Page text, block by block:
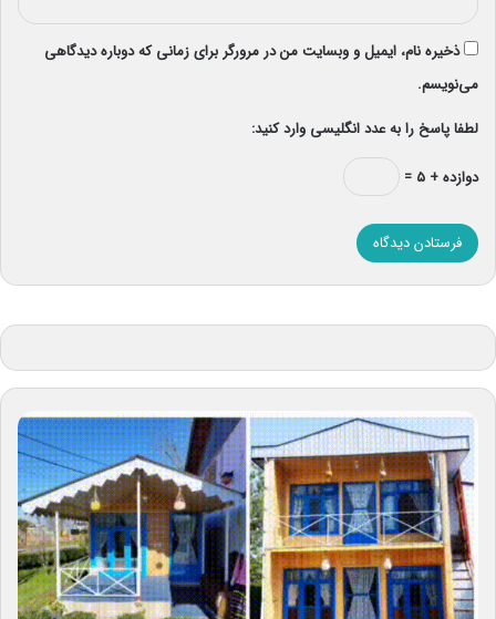
ذخیره نام، ایمیل و وبسایت من در مرورگر برای زمانی که دوباره دیدگاهی
می‌نویسم.
لطفا پاسخ را به عدد انگلیسی وارد کنید:
دوازده + ۵ =